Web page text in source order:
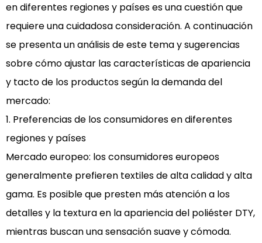
en diferentes regiones y países es una cuestión que
requiere una cuidadosa consideración. A continuación
se presenta un análisis de este tema y sugerencias
sobre cómo ajustar las características de apariencia
y tacto de los productos según la demanda del
mercado:
1. Preferencias de los consumidores en diferentes
regiones y países
Mercado europeo: los consumidores europeos
generalmente prefieren textiles de alta calidad y alta
gama. Es posible que presten más atención a los
detalles y la textura en la apariencia del poliéster DTY,
mientras buscan una sensación suave y cómoda.